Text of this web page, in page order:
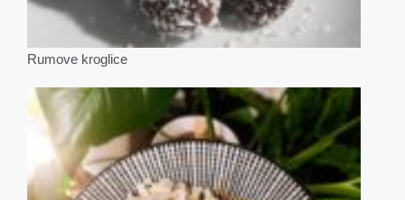
Rumove kroglice